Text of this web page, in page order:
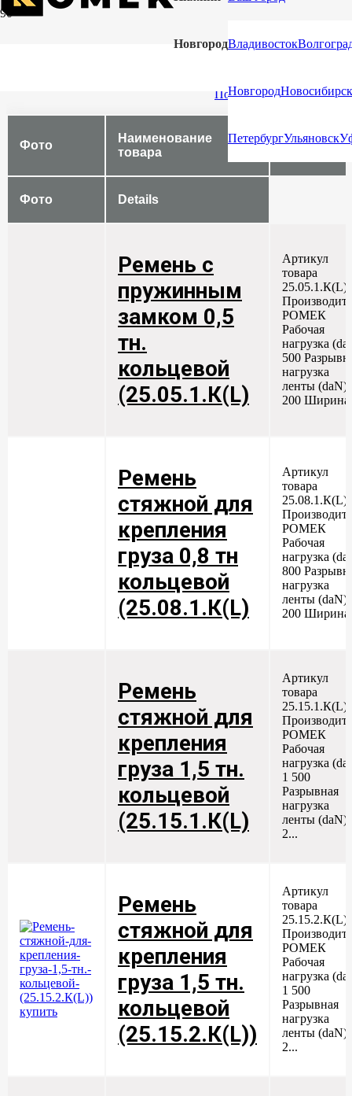
НовгородВладивосток
НовгородНовосибирск
ПетербургУльяновск
СТЯЖНЫЕ РЕМНИ КОЛЬЦЕВЫЕ ДЛЯ
Показать в виде галереи
Фото
Наименование
товара
Описание
Фото Details
Ремень с
пружинным
замком 0,5
тн.
кольцевой
(25.05.1.К(L)
Артикул
товара
25.05.1.К(L)
РОМЕК
Рабочая
нагрузка
500
нагрузка
ленты (daN)
200
Ремень
стяжной для
крепления
груза 0,8 тн
кольцевой
(25.08.1.К(L)
Артикул
товара
25.08.1.К(L)
РОМЕК
Рабочая
нагрузка
800
нагрузка
ленты (daN)
200
Ремень
стяжной для
крепления
груза 1,5 тн.
кольцевой
(25.15.1.К(L)
Артикул
товара
25.15.1.К(L)
РОМЕК
Рабочая
нагрузка
1 500
Разрывная
нагрузка
ленты (daN)
2...
Ремень
стяжной для
крепления
груза 1,5 тн.
кольцевой
(25.15.2.К(L))
Артикул
товара
25.15.2.К(L)
РОМЕК
Рабочая
нагрузка
1 500
Разрывная
нагрузка
ленты (daN)
2...